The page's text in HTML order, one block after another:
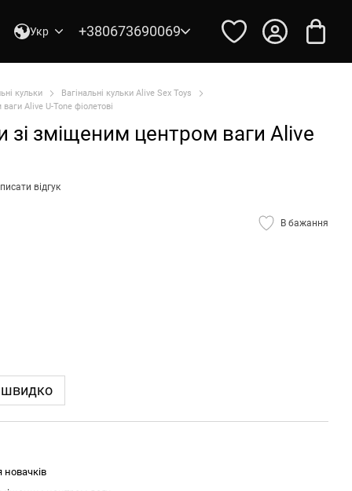
Укр +380673690069
кульки
Вагінальні кульки Alive Sex Toys
Alive U-Tone фіолетові
зі зміщеним центром ваги Alive
відгук
В бажання
новачків